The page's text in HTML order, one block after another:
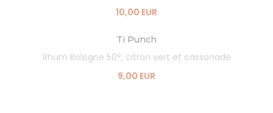
10,00 EUR
Ti Punch
Rhum Bologne 50°, citron vert et cassonade
9,00 EUR